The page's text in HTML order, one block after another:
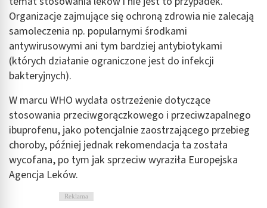
Organizacje zajmujące się ochroną zdrowia nie zalecają
samoleczenia np. popularnymi środkami
antywirusowymi ani tym bardziej antybiotykami
(których działanie ograniczone jest do infekcji
bakteryjnych).
W marcu WHO wydała ostrzeżenie dotyczące
stosowania przeciwgorączkowego i przeciwzapalnego
ibuprofenu, jako potencjalnie zaostrzającego przebieg
choroby, później jednak rekomendacja ta została
wycofana, po tym jak sprzeciw wyraziła Europejska
Agencja Leków.
Reklama